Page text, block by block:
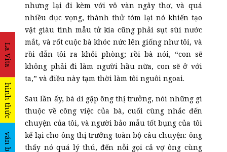
La Vita
hình thức
văn bản
nhưng lại đi kèm với vô vàn ngây thơ, và quá
nhiều dục vọng, thành thử tóm lại nó khiến tạo
vật giàu tình mẫu tử kia cũng phải sụt sùi nước
mắt, và rốt cuộc bà khóc nức lên giống như tôi, và
rồi dẫn tôi ra khỏi phòng; rồi bà nói, “con sẽ
không phải đi làm người hầu nữa, con sẽ ở với
ta,” và điều này tạm thời làm tôi nguôi ngoai.
Sau lần ấy, bà đi gặp ông thị trưởng, nói những gì
thuộc về công việc của bà, cuối cùng nhắc đến
chuyện của tôi, và người bảo mẫu tốt bụng của tôi
kể lại cho ông thị trưởng toàn bộ câu chuyện: ông
thấy nó quá lý thú, đến nỗi gọi cả vợ ông cùng